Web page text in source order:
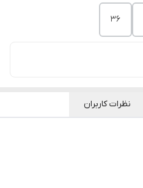
36
نظرات کاربران